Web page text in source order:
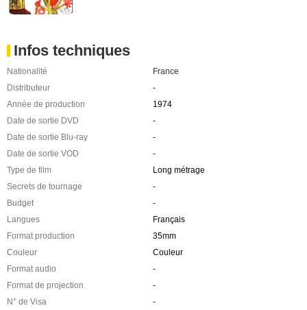
Infos techniques
Nationalité
France
Distributeur
-
Année de production
1974
Date de sortie DVD
-
Date de sortie Blu-ray
-
Date de sortie VOD
-
Type de film
Long métrage
Secrets de tournage
-
Budget
-
Langues
Français
Format production
35mm
Couleur
Couleur
Format audio
-
Format de projection
-
N° de Visa
-